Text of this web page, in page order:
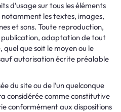
d’usage sur tous les éléments
notamment les textes, images,
et sons. Toute reproduction,
adaptation de tout
que soit le moyen ou le
autorisation écrite préalable
du site ou de l’un quelconque
considérée comme constitutive
conformément aux dispositions